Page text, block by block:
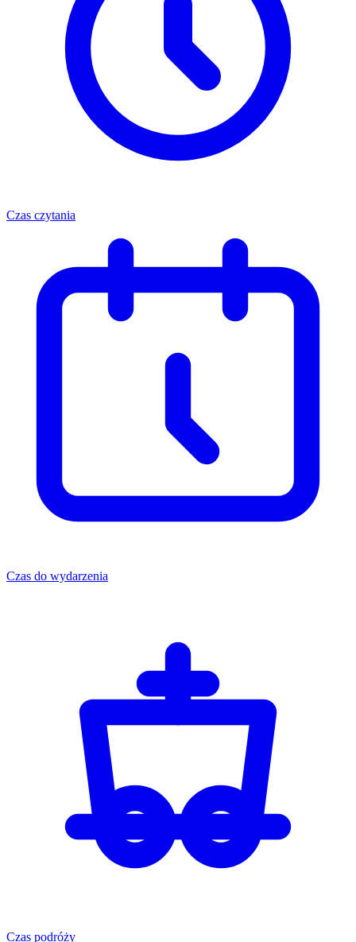
Czas czytania
Czas do wydarzenia
Czas podróży